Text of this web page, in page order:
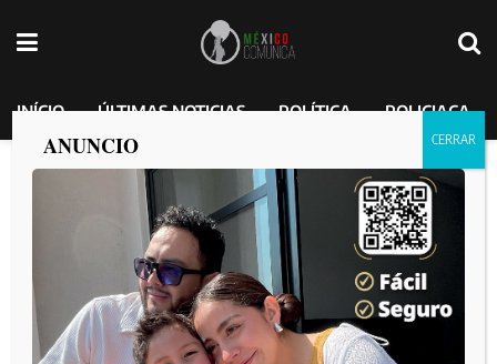
INÍCIO ÚLTIMAS NOTICIAS POLÍTICA POLICIACA
Sostiene alcalde Ismael Burgueño
reunión con directores de planteles
educativos de CETIS y CBTIS
MEXICO COMUNICA 2025-02-20
ANUNCIO